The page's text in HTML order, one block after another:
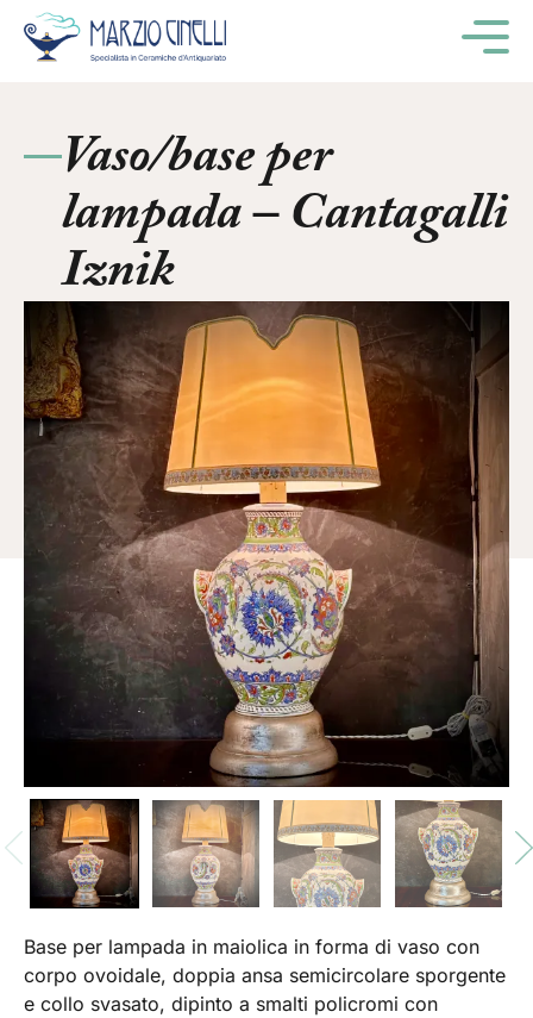
Vaso/base per
lampada – Cantagalli
Iznik
Base per lampada in maiolica in forma di vaso con
corpo ovoidale, doppia ansa semicircolare sporgente
e collo svasato, dipinto a smalti policromi con